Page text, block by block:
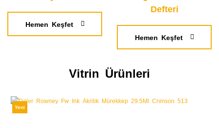
Hemen Keşfet
Defteri
Hemen Keşfet
Vitrin Ürünleri
Yeni